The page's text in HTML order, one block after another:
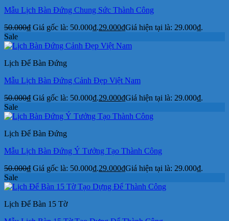
Mẫu Lịch Bàn Đứng Chung Sức Thành Công
50.000₫ Giá gốc là: 50.000₫.29.000₫Giá hiện tại là: 29.000₫.
Sale
Lịch Để Bàn Đứng
Mẫu Lịch Bàn Đứng Cảnh Đẹp Việt Nam
50.000₫ Giá gốc là: 50.000₫.29.000₫Giá hiện tại là: 29.000₫.
Sale
Lịch Để Bàn Đứng
Mẫu Lịch Bàn Đứng Ý Tưởng Tạo Thành Công
50.000₫ Giá gốc là: 50.000₫.29.000₫Giá hiện tại là: 29.000₫.
Sale
Lịch Để Bàn 15 Tờ